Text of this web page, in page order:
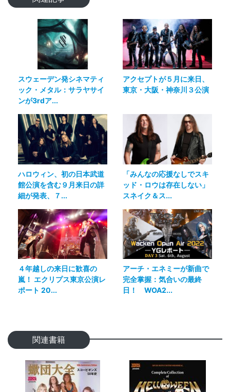
スウェーデン発シネマティ
ック・メタル：サラヤサイ
ンが3rdア...
アクセプトが５月に来日、
東京・大阪・神奈川３公演
ハロウィン、初の日本武道
館公演を含む９月来日の詳
細が発表、７...
「みんなの応援なしでスキ
ッド・ロウは存在しない」
スネイク＆ス...
４年越しの来日に歓喜の
嵐！ エクリプス東京公演レ
ポート 20...
アーチ・エネミーが新曲で
完全掌握：気合いの最終
日！ WOA2...
関連書籍